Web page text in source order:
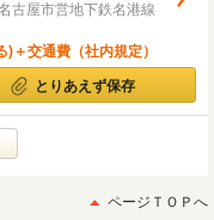
古屋市営地下鉄名港線
＋交通費（社内規定）
とりあえず保存
ページＴＯＰへ